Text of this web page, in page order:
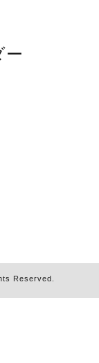
Reserved.